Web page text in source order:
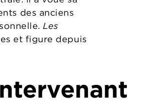
des anciens
Les
et figure depuis